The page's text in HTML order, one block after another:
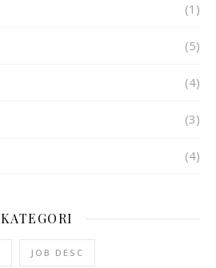
(1)
(5)
(4)
(3)
(4)
KATEGORI
JOB DESC